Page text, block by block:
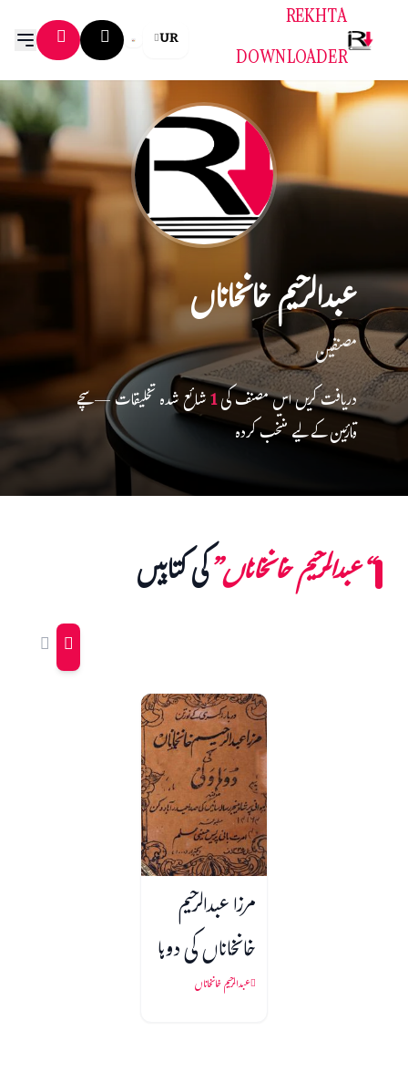
REKHTA
DOWNLOADER
UR
عبدالرحیم خانخاناں
مصنفین
دریافت کریں اس مصنف کی1شائع شدہ تخلیقات — سچے
قارئین کے لیے منتخب کردہ
“عبدالرحیم خانخاناں”کی کتابیں
مرزا عبدالرحیم
خانخاناں کی دوہا
ولی
عبدالرحیم خانخاناں